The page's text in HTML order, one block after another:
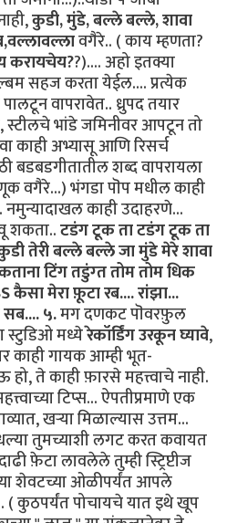
कुडी, मुंडे, बल्ले बल्ले, शावा
वगैरे.. ( काय म्हणता?
करायचेय??).... अहो इतक्या
सहज करता येईल.... प्रत्येक
वापरावेत.. ध्रुपद तयार
भांडे जमिनीवर आपटून तो
काही अभ्यासू आणि रिसर्च
बडबडगीतातील शब्द वापरायला
वगैरे...) भंगडा पॊप मधील काही
नमुन्यादाखल काही उदाहरणे...
शकता..टडंग टूक ता टडंग टूक ता
तेरी बल्ले बल्ले जा मुंडे मेरे शावा
टिंग तडुंग्त तोम तोम धिक
कैसा मेरा फ़ूटा रब.... रांझा...
सब....५.मग दणकट पॊवरफ़ुल
स्टुडिओ मध्येरेकॉर्डिंग उरकून घ्यावे,
गायक आम्ही भूत-
ते काही फ़ारसे महत्त्वाचे नाही.
टिप्स... ऐपतीप्रमाणे एक
खर्‍या मिळाल्यास उत्तम...
मधल्या तुमच्याशी लगट करत कवायत
फ़ेटा लावलेले तुम्ही स्ट्रिप्टीज
शेवटच्या ओळीपर्यंत आपले
( कुठपर्यंत पोचायचे यात इथे खूप